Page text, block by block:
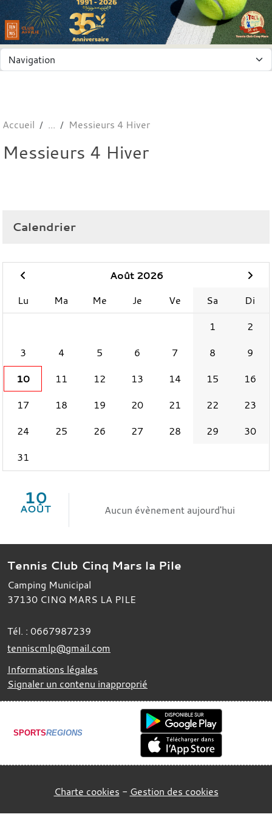
Accueil Messieurs 4 Hiver
Messieurs 4 Hiver
Calendrier
Août 2026
Lu
Ma Me Je Ve Sa
Di
1
2
3
4 5 6 7 8
9
10
11 12 13 14 15
16
17
18 19 20 21 22
23
24
25 26 27 28 29
30
31
10
AOÛT Aucun évènement aujourd'hui
Tennis Club Cinq Mars la Pile
Camping Municipal
37130 CINQ MARS LA PILE
Tél. : 0667987239
tenniscmlp@gmail.com
Informations légales
Signaler un contenu inapproprié
SPORTSREGIONS
Charte cookies Gestion des cookies
Panneau de gestion des cookies